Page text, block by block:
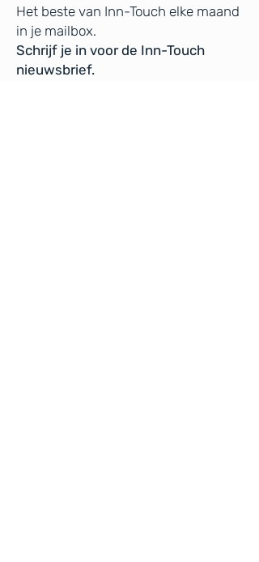
Het beste van Inn-Touch elke maand
in je mailbox.
Schrijf je in voor de Inn-Touch
nieuwsbrief.